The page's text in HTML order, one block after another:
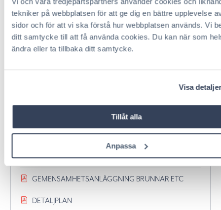
tekniker på webbplatsen för att ge dig en bättre upplevelse
sidor och för att vi ska förstå hur webbplatsen används. Vi
ditt samtycke till att få använda cookies. Du kan när som
ändra eller ta tillbaka ditt samtycke.
Visa
Tillåt alla
Anpassa
TOMTYTA: 3355 KVM
LÄNKAR OCH VIKTIGA DOKUMENT
GEMENSAMHETSANLÄGGNING VÄGAR ETC
GEMENSAMHETSANLÄGGNING BRUNNAR ETC
DETALJPLAN